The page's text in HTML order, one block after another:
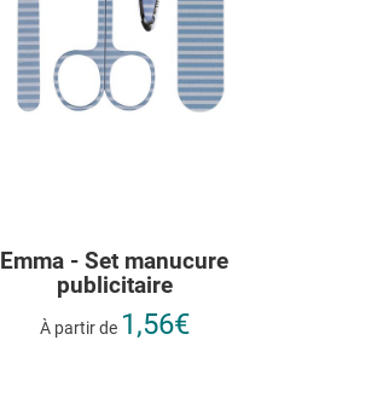
Emma - Set manucure
publicitaire
À partir de 1,56€